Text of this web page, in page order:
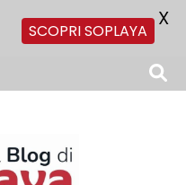
SCOPRI SOPLAYA X